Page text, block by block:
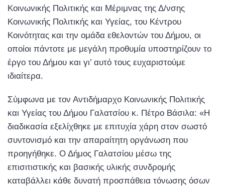
Κοινωνικής Πολιτικής και Μέριμνας της Δ/νσης
Κοινωνικής Πολιτικής και Υγείας, του Κέντρου
Κοινότητας και την ομάδα εθελοντών του Δήμου, οι
οποίοι πάντοτε με μεγάλη προθυμία υποστηρίζουν το
έργο του Δήμου και γι’ αυτό τους ευχαριστούμε
ιδιαίτερα.
Σύμφωνα με τον Αντιδήμαρχο Κοινωνικής Πολιτικής
και Υγείας του Δήμου Γαλατσίου κ. Πέτρο Βάσιλα: «Η
διαδικασία εξελίχθηκε με επιτυχία χάρη στον σωστό
συντονισμό και την απαραίτητη οργάνωση που
προηγήθηκε. Ο Δήμος Γαλατσίου μέσω της
επισιτιστικής και βασικής υλικής συνδρομής
καταβάλλει κάθε δυνατή προσπάθεια τόνωσης όσων